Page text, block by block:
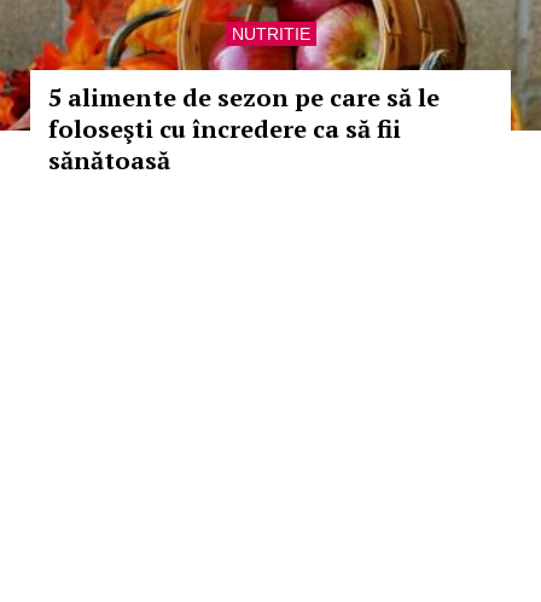
NUTRITIE
5 alimente de sezon pe care să le
foloseşti cu încredere ca să fii
sănătoasă